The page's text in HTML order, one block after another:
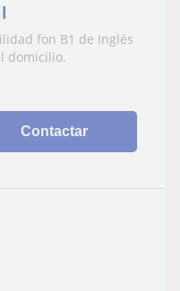
fon B1 de Inglés
domicilio.
Contactar